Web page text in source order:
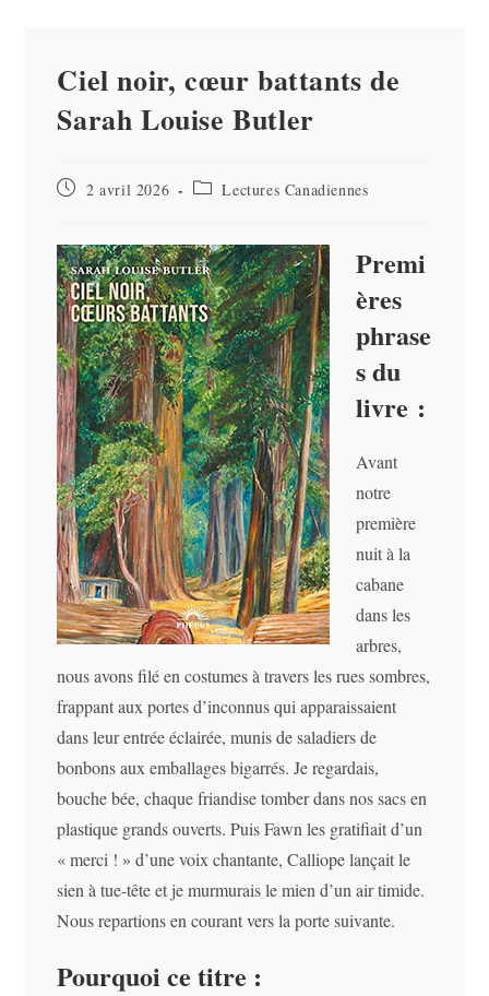
Ciel noir, cœur battants de
Sarah Louise Butler
Publication
2 avril 2026
Post Lectures Canadiennes
Premi
ères
phrase
s du
livre :
Avant
notre
première
nuit à la
cabane
dans les
arbres,
nous avons filé en costumes à travers les rues sombres,
frappant aux portes d’inconnus qui apparaissaient
dans leur entrée éclairée, munis de saladiers de
bonbons aux emballages bigarrés. Je regardais,
bouche bée, chaque friandise tomber dans nos sacs en
plastique grands ouverts. Puis Fawn les gratifiait d’un
« merci ! » d’une voix chantante, Calliope lançait le
sien à tue-tête et je murmurais le mien d’un air timide.
Nous repartions en courant vers la porte suivante.
Pourquoi ce titre :